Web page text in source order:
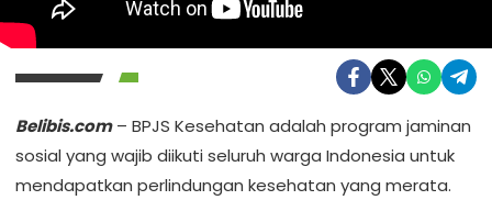
Belibis.com– BPJS Kesehatan adalah program jaminan
sosial yang wajib diikuti seluruh warga Indonesia untuk
mendapatkan perlindungan kesehatan yang merata.